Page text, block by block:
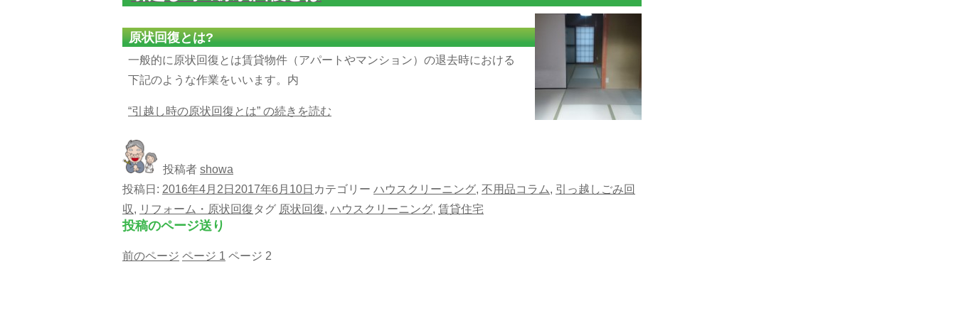
原状回復とは?
一般的に原状回復とは賃貸物件（アパートやマンション）の退去時における
下記のような作業をいいます。内
“引越し時の原状回復とは” の続きを読む
投稿者 showa
投稿日: 2016年4月2日 2017年6月10日 カテゴリー ハウスクリーニング, 不用品コラム, 引っ越しごみ回
収, リフォーム・原状回復 タグ 原状回復, ハウスクリーニング, 賃貸住宅
投稿のページ送り
前のページ ページ 1 ページ 2